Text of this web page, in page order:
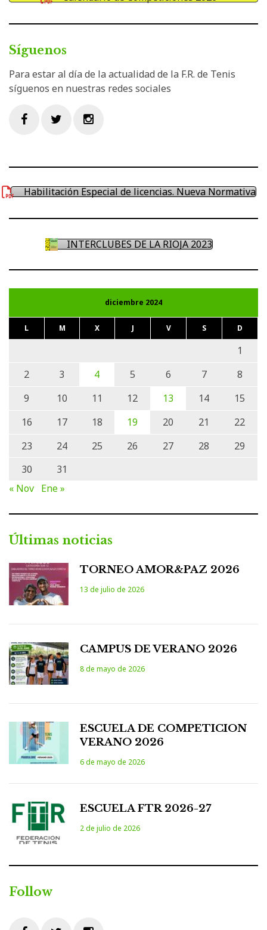
Síguenos
Para estar al día de la actualidad de la F.R. de Tenis
síguenos en nuestras redes sociales
Habilitación Especial de licencias. Nueva Normativa
INTERCLUBES DE LA RIOJA 2023
diciembre 2024
L M X J V S D
1
2
3 4 5 6 7
8
9
10 11 12 13 14
15
16
17 18 19 20 21
22
23
24 25 26 27 28
29
30
31
« Nov Ene »
Últimas noticias
TORNEO AMOR&PAZ 2026
13 de julio de 2026
CAMPUS DE VERANO 2026
8 de mayo de 2026
ESCUELA DE COMPETICION
VERANO 2026
6 de mayo de 2026
ESCUELA FTR 2026-27
2 de julio de 2026
Follow